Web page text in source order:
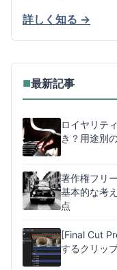
詳しく知る →
■最新記事
ロイヤリテ
き？用途別
著作権フリ
基本的な考
点
[Final Cut
するクリッ